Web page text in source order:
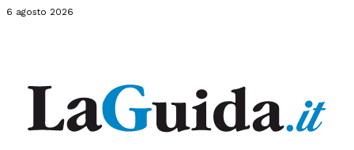
6 agosto 2026